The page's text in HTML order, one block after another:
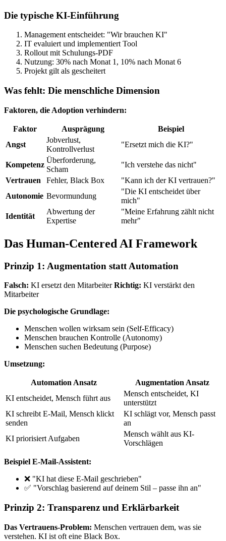
Die typische KI-Einführung
Management entscheidet: "Wir brauchen KI"
IT evaluiert und implementiert Tool
Rollout mit Schulungs-PDF
Nutzung: 30% nach Monat 1, 10% nach Monat 6
Projekt gilt als gescheitert
Was fehlt: Die menschliche Dimension
Faktoren, die Adoption verhindern:
Faktor Ausprägung
Beispiel
Angst
Jobverlust,
Kontrollverlust
"Ersetzt mich die KI?"
Kompetenz
Überforderung,
Scham
"Ich verstehe das nicht"
Vertrauen
Fehler, Black Box
"Kann ich der KI vertrauen?"
Autonomie Bevormundung
"Die KI entscheidet über
mich"
Identität
Abwertung der
Expertise
"Meine Erfahrung zählt nicht
mehr"
Das Human-Centered AI Framework
Prinzip 1: Augmentation statt Automation
Falsch: KI ersetzt den MitarbeiterRichtig: KI verstärkt den
Mitarbeiter
Die psychologische Grundlage:
Menschen wollen wirksam sein (Self-Efficacy)
Menschen brauchen Kontrolle (Autonomy)
Menschen suchen Bedeutung (Purpose)
Umsetzung:
Automation Ansatz
Augmentation Ansatz
KI entscheidet, Mensch führt aus
Mensch entscheidet, KI
unterstützt
KI schreibt E-Mail, Mensch klickt
senden
KI schlägt vor, Mensch passt
an
KI priorisiert Aufgaben
Mensch wählt aus KI-
Vorschlägen
Beispiel E-Mail-Assistent:
❌ "KI hat diese E-Mail geschrieben"
✅ "Vorschlag basierend auf deinem Stil – passe ihn an"
Prinzip 2: Transparenz und Erklärbarkeit
Das Vertrauens-Problem: Menschen vertrauen dem, was sie
verstehen. KI ist oft eine Black Box.